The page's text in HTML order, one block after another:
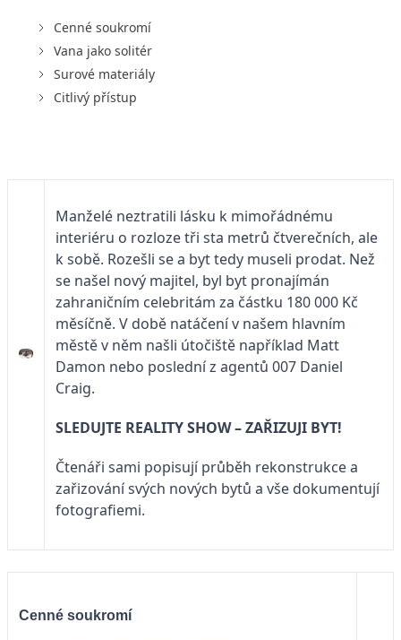
Cenné soukromí
Vana jako solitér
Surové materiály
Citlivý přístup
Manželé neztratili lásku k mimořádnému
interiéru o rozloze tři sta metrů čtverečních, ale
k sobě. Rozešli se a byt tedy museli prodat. Než
se našel nový majitel, byl byt pronajímán
zahraničním celebritám za částku 180 000 Kč
měsíčně. V době natáčení v našem hlavním
městě v něm našli útočiště například Matt
Damon nebo poslední z agentů 007 Daniel
Craig.
SLEDUJTE REALITY SHOW – ZAŘIZUJI BYT!
Čtenáři sami popisují průběh rekonstrukce a
zařizování svých nových bytů a vše dokumentují
fotografiemi.
Cenné soukromí